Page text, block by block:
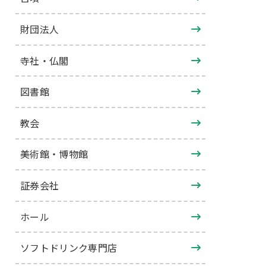
財団法人
寺社・仏閣
図書館
教会
美術館・博物館
証券会社
ホール
ソフトドリンク専門店